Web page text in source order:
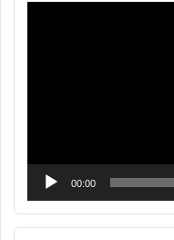
00:00